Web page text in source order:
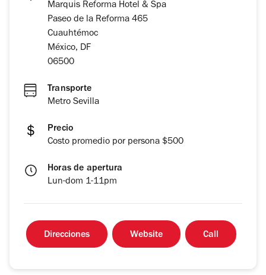
Marquis Reforma Hotel & Spa
Paseo de la Reforma 465
Cuauhtémoc
México, DF
06500
Transporte
Metro Sevilla
Precio
Costo promedio por persona $500
Horas de apertura
Lun-dom 1-11pm
Direcciones Website Call